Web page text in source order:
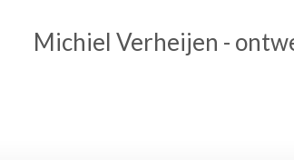
Michiel Verheijen -